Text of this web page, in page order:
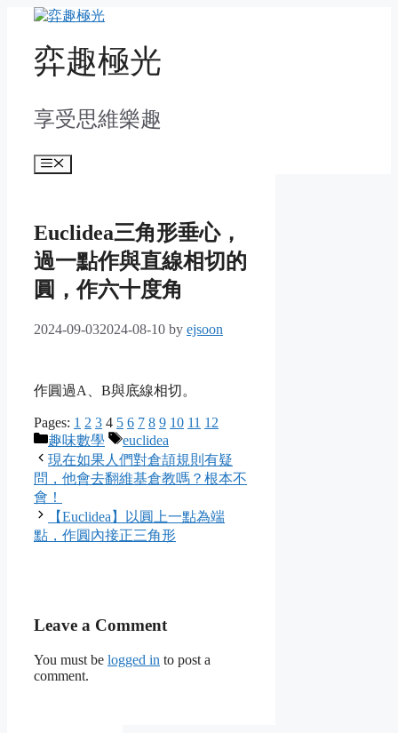
content弈趣極光
享受思維樂趣
Menu
Euclidea三角形垂心，
過一點作與直線相切的
圓，作六十度角
2024-09-032024-08-10 by ejsoon
作圓過A、B與底線相切。
Pages: 1 2 3 4 5 6 7 8 9 10 11 12
Categories
趣味數學 Tags
euclidea
現在如果人們對倉頡規則有疑
問，他會去翻維基倉教嗎？根本不
會！
【Euclidea】以圓上一點為端
點，作圓內接正三角形
Leave a Comment
You must be logged in to post a
comment.